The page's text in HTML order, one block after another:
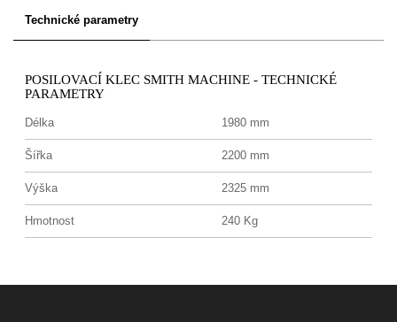
Technické parametry
POSILOVACÍ KLEC SMITH MACHINE - TECHNICKÉ
PARAMETRY
Délka 1980 mm
Šířka 2200 mm
Výška 2325 mm
Hmotnost 240 Kg